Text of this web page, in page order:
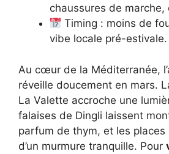
chaussures de marche,
Timing : moins de
vibe locale pré-estivale.
Au cœur de la Méditerranée,
réveille doucement en mars.
La Valette accroche une
falaises de Dingli laissent
parfum de thym, et les places
d’un murmure tranquille. Pour